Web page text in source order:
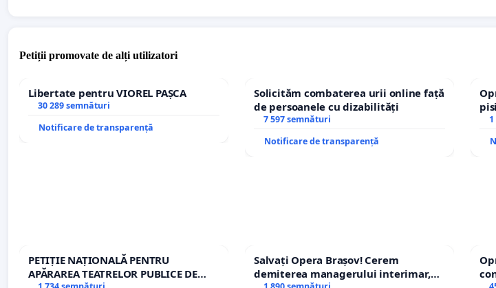
Petiții promovate de alți utilizatori
Libertate pentru VIOREL PAȘCA
30 289 semnături
Notificare de transparență
Solicităm combaterea urii online față
de persoanele cu dizabilități
7 597 semnături
Notificare de transparență
PETIȚIE NAȚIONALĂ PENTRU
APĂRAREA TEATRELOR PUBLICE DE
Salvați Opera Brașov! Cerem
demiterea managerului interimar,